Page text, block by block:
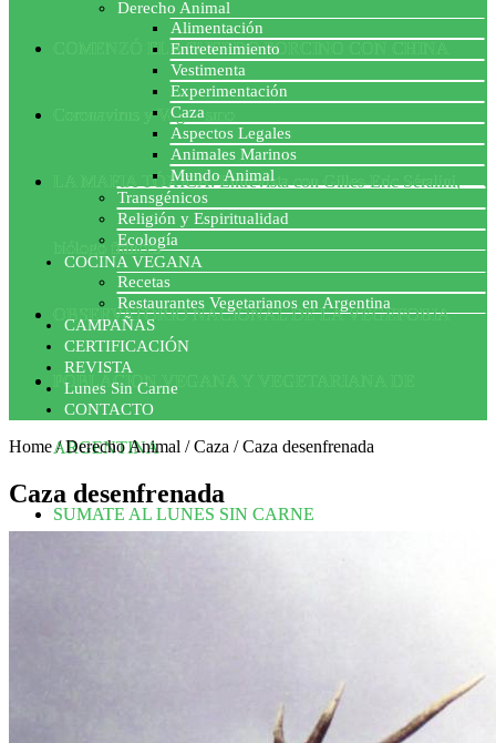
COMENZÓ EL ACUERDO PORCINO CON CHINA
Coronavirus y Veganismo
LA MAFIA TÓXICA: Entrevista con Gilles-Eric Séralini,
biólogo francés
OBSERVATORIO NACIONAL DE LA VEGEFOBIA
POBLACION VEGANA Y VEGETARIANA DE
ARGENTINA
SUMATE AL LUNES SIN CARNE
Derecho Animal
Alimentación
Entretenimiento
Vestimenta
Experimentación
Caza
Aspectos Legales
Animales Marinos
Mundo Animal
Transgénicos
Religión y Espiritualidad
Ecología
COCINA VEGANA
Recetas
Restaurantes Vegetarianos en Argentina
CAMPAÑAS
CERTIFICACIÓN
REVISTA
Lunes Sin Carne
CONTACTO
Home/Derecho Animal /Caza /Caza desenfrenada
Caza desenfrenada